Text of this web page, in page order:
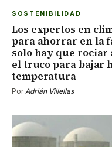
SOSTENIBILIDAD
Los expertos en
para ahorrar en la
solo hay que
el truco para bajar
temperatura
Por Adrián Villellas